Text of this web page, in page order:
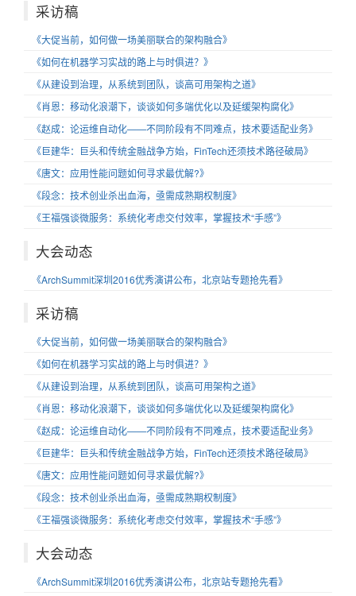
采访稿
《大促当前，如何做一场美丽联合的架构融合》
《如何在机器学习实战的路上与时俱进？》
《从建设到治理，从系统到团队，谈高可用架构之道》
《肖恩：移动化浪潮下，谈谈如何多端优化以及延缓架构腐化》
《赵成：论运维自动化——不同阶段有不同难点，技术要适配业务》
《巨建华：巨头和传统金融战争方始，FinTech还须技术路径破局》
《唐文：应用性能问题如何寻求最优解?》
《段念：技术创业杀出血海，亟需成熟期权制度》
《王福强谈微服务：系统化考虑交付效率，掌握技术“手感”》
大会动态
《ArchSummit深圳2016优秀演讲公布，北京站专题抢先看》
采访稿
《大促当前，如何做一场美丽联合的架构融合》
《如何在机器学习实战的路上与时俱进？》
《从建设到治理，从系统到团队，谈高可用架构之道》
《肖恩：移动化浪潮下，谈谈如何多端优化以及延缓架构腐化》
《赵成：论运维自动化——不同阶段有不同难点，技术要适配业务》
《巨建华：巨头和传统金融战争方始，FinTech还须技术路径破局》
《唐文：应用性能问题如何寻求最优解?》
《段念：技术创业杀出血海，亟需成熟期权制度》
《王福强谈微服务：系统化考虑交付效率，掌握技术“手感”》
大会动态
《ArchSummit深圳2016优秀演讲公布，北京站专题抢先看》